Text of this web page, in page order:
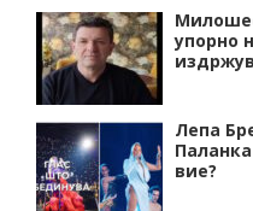
упорно
Лепа
вие?